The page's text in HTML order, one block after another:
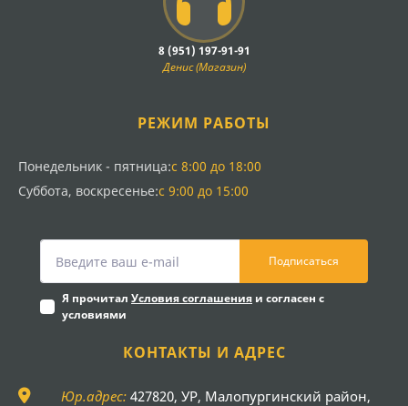
8 (951) 197-91-91
Денис (Магазин)
РЕЖИМ РАБОТЫ
Понедельник - пятница:с 8:00 до 18:00
Суббота, воскресенье:с 9:00 до 15:00
Подписаться
Я прочитал Условия соглашения и согласен с
условиями
КОНТАКТЫ И АДРЕС
Юр.адрес: 427820, УР, Малопургинский район,